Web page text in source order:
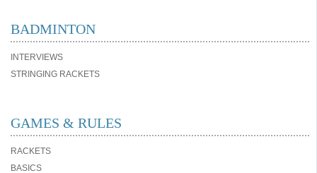
BADMINTON
INTERVIEWS
STRINGING RACKETS
GAMES & RULES
RACKETS
BASICS